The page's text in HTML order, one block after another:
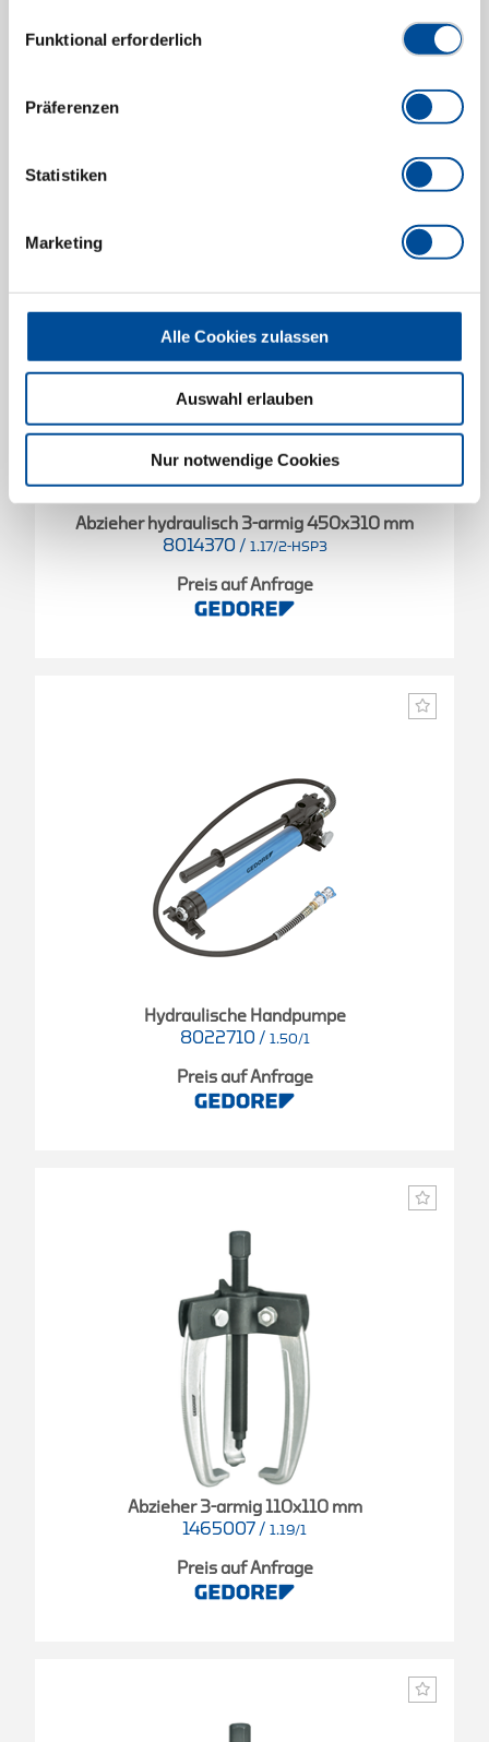
Funktional erforderlich
Präferenzen
Statistiken
Marketing
Alle Cookies zulassen
Auswahl erlauben
Nur notwendige Cookies
Haken für Schlagauszieher
Abzieher hydraulisch 3-armig 450x310 mm
8014370 / 1.17/2-HSP3
Preis auf Anfrage
Hydraulische Handpumpe
8022710 / 1.50/1
Preis auf Anfrage
Abzieher 3-armig 110x110 mm
1465007 / 1.19/1
Preis auf Anfrage